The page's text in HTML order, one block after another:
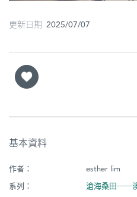
媽
士
教
堂
街
更新日期 2025/07/07
基本資料
作者：
esther lim
系列：
滄海桑田──